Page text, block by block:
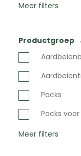
Meer filters
Productgroep
Packs
Packs
Meer filters